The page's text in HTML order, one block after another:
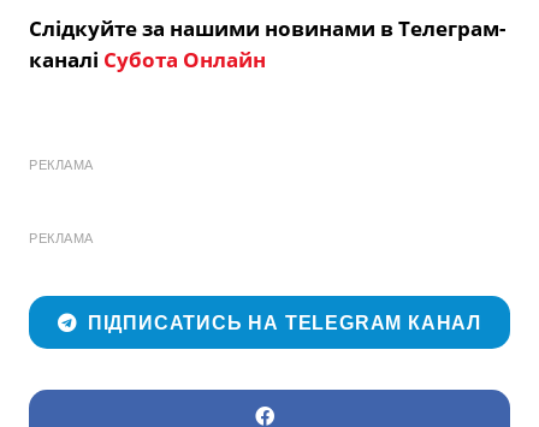
Слідкуйте за нашими новинами в Телеграм-
каналі Субота Онлайн
РЕКЛАМА
РЕКЛАМА
ПІДПИСАТИСЬ НА TELEGRAM КАНАЛ